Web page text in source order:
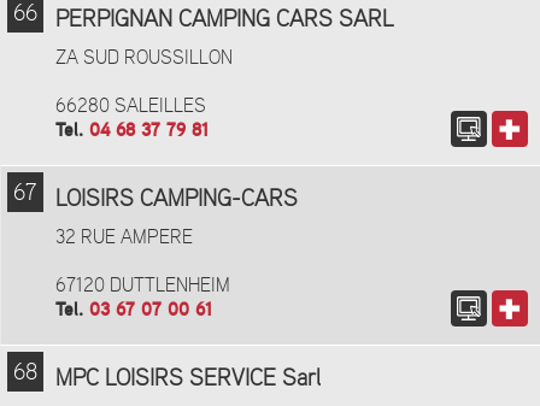
66 PERPIGNAN CAMPING CARS SARL
ZA SUD ROUSSILLON
66280 SALEILLES
Tel. 04 68 37 79 81
67 LOISIRS CAMPING-CARS
32 RUE AMPERE
67120 DUTTLENHEIM
Tel. 03 67 07 00 61
68 MPC LOISIRS SERVICE Sarl